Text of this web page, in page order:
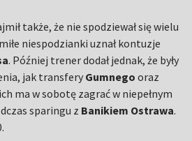
także, że nie spodziewał się wielu
niespodzianki uznał kontuzje
. Później trener dodał jednak, że były
jak transfery Gumnego oraz
ma w sobotę zagrać w niepełnym
sparingu z Banikiem Ostrawa.